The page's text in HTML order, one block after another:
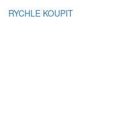
RYCHLE KOUPIT